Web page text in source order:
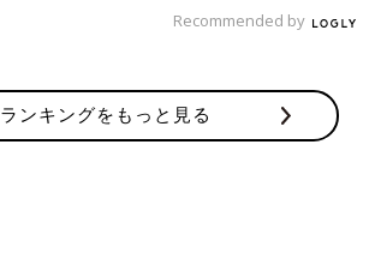
Recommended by
ランキングをもっと見る